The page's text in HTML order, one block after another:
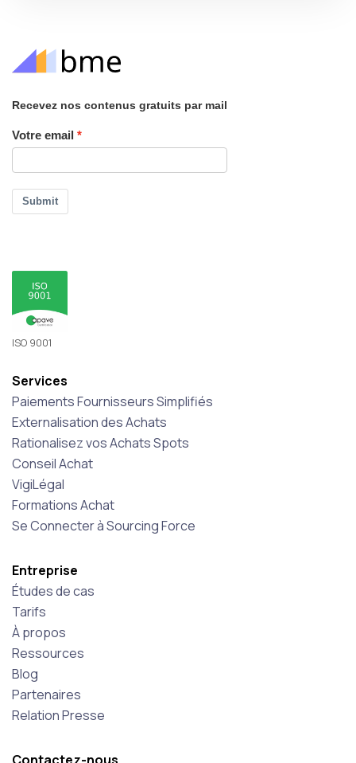
Recevez nos contenus gratuits par mail
Votre email
Submit
ISO 9001
Services
Paiements Fournisseurs Simplifiés
Externalisation des Achats
Rationalisez vos Achats Spots
Conseil Achat
VigiLégal
Formations Achat
Se Connecter à Sourcing Force
Entreprise
Études de cas
Tarifs
À propos
Ressources
Blog
Partenaires
Relation Presse